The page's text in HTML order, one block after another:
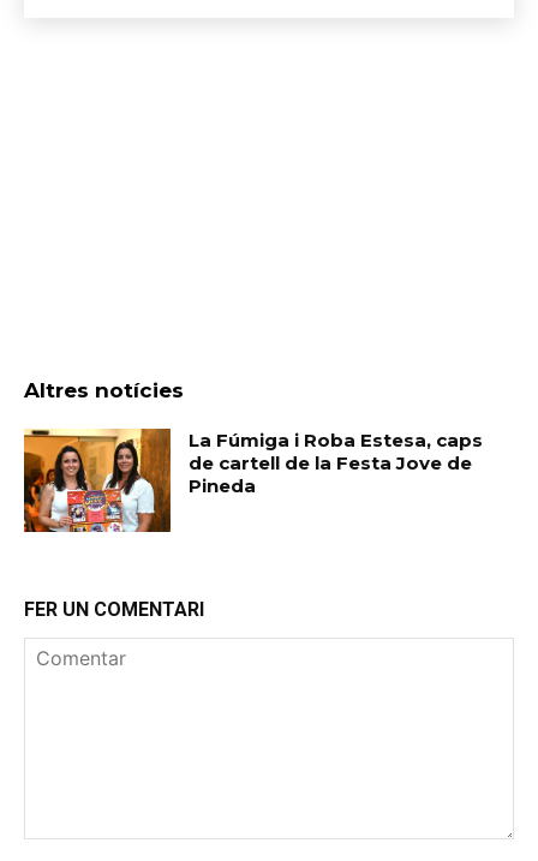
Altres notícies
La Fúmiga i Roba Estesa, caps
de cartell de la Festa Jove de
Pineda
FER UN COMENTARI